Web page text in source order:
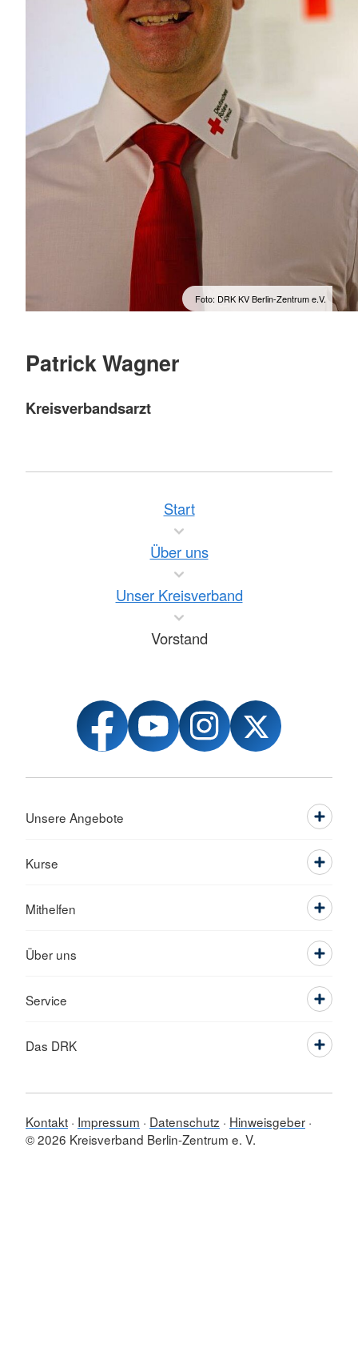
Foto: DRK KV Berlin-Zentrum e.V.
Patrick Wagner
Kreisverbandsarzt
Start
Über uns
Unser Kreisverband
Vorstand
Unsere Angebote
Kurse
Mithelfen
Über uns
Service
Das DRK
Kontakt Impressum Datenschutz
Hinweisgeber
© 2026 Kreisverband Berlin-Zentrum e. V.